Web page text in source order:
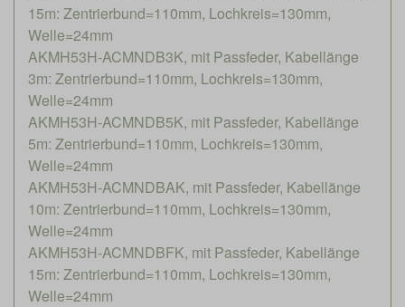
15m: Zentrierbund=110mm, Lochkreis=130mm,
Welle=24mm
AKMH53H-ACMNDB3K, mit Passfeder, Kabellänge
3m: Zentrierbund=110mm, Lochkreis=130mm,
Welle=24mm
AKMH53H-ACMNDB5K, mit Passfeder, Kabellänge
5m: Zentrierbund=110mm, Lochkreis=130mm,
Welle=24mm
AKMH53H-ACMNDBAK, mit Passfeder, Kabellänge
10m: Zentrierbund=110mm, Lochkreis=130mm,
Welle=24mm
AKMH53H-ACMNDBFK, mit Passfeder, Kabellänge
15m: Zentrierbund=110mm, Lochkreis=130mm,
Welle=24mm